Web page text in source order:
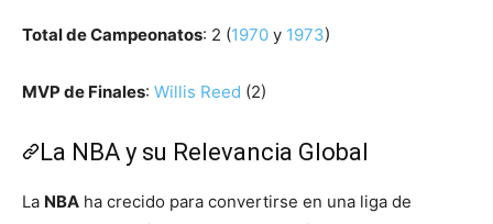
Total de Campeonatos: 2 (1970 y 1973)
MVP de Finales: Willis Reed (2)
La NBA y su Relevancia Global
La NBA ha crecido para convertirse en una liga de